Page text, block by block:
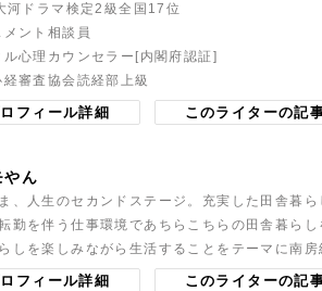
河ドラマ検定2級全国17位
メント相談員
ル心理カウンセラー[内閣府認証]
経審査協会読経部上級
フィール詳細 このライターの記
やん
、人生のセカンドステージ。充実した田舎暮
勤を伴う仕事環境であちらこちらの田舎暮ら
しを楽しみながら生活することをテーマに南
フィール詳細 このライターの記